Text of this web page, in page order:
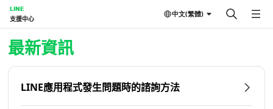
LINE
支援中心
中文(繁體)
首頁 | LINE支援中心
最新資訊
LINE應用程式發生問題時的諮詢方法